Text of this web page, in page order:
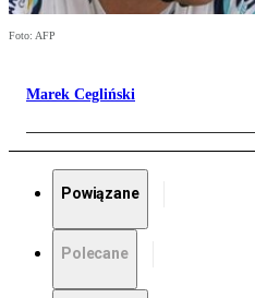
Foto: AFP
Marek Cegliński
Powiązane
Polecane